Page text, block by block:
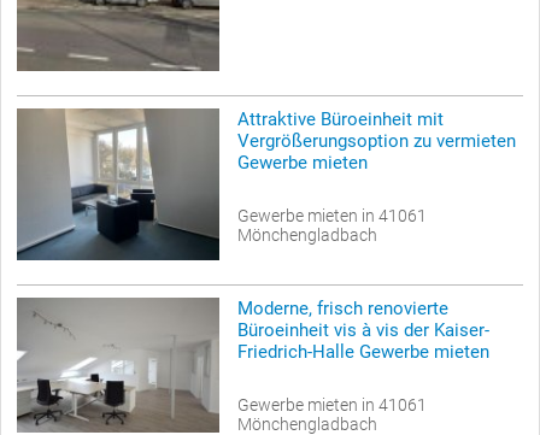
Attraktive Büroeinheit mit
Vergrößerungsoption zu vermieten
Gewerbe mieten
Gewerbe mieten in 41061
Mönchengladbach
Moderne, frisch renovierte
Büroeinheit vis à vis der Kaiser-
Friedrich-Halle Gewerbe mieten
Gewerbe mieten in 41061
Mönchengladbach